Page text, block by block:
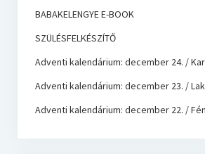
BABAKELENGYE E-BOOK
SZÜLÉSFELKÉSZÍTŐ
Adventi kalendárium: december 24. /
Adventi kalendárium: december 23. /
Adventi kalendárium: december 22. /